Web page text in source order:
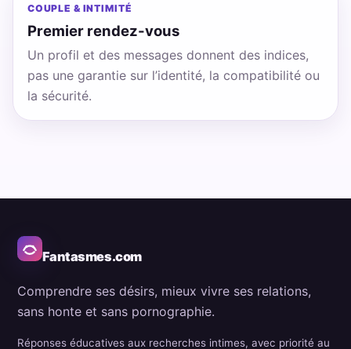
COUPLE & INTIMITÉ
Premier rendez-vous
Un profil et des messages donnent des indices,
pas une garantie sur l’identité, la compatibilité ou
la sécurité.
Fantasmes.com
Comprendre ses désirs, mieux vivre ses relations,
sans honte et sans pornographie.
Réponses éducatives aux recherches intimes, avec priorité au